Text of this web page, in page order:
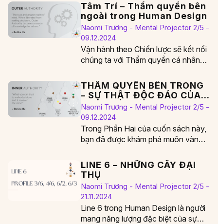
Tâm Trí – Thẩm quyền bên
ngoài trong Human Design
Naomi Trương - Mental Projector 2/5 -
09.12.2024
Vận hành theo Chiến lược sẽ kết nối
chúng ta với Thẩm quyền cá nhân
THẨM QUYỀN BÊN TRONG
– SỰ THẬT ĐỘC ĐÁO CỦA
CHÚNG TA
Naomi Trương - Mental Projector 2/5 -
09.12.2024
Trong Phần Hai của cuốn sách này,
bạn đã được khám phá muôn vàn
LINE 6 – NHỮNG CÂY ĐẠI
THỤ
Naomi Trương - Mental Projector 2/5 -
21.11.2024
Line 6 trong Human Design là người
mang năng lượng đặc biệt của sự